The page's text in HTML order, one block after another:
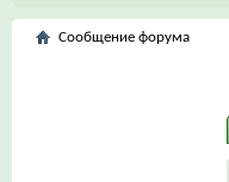
Сообщение форума